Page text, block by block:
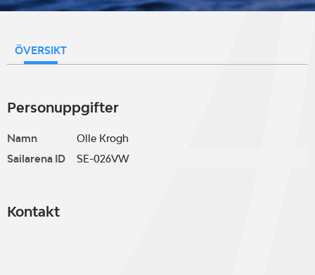
ÖVERSIKT
Personuppgifter
Namn
Olle Krogh
Sailarena ID
SE-026VW
Kontakt